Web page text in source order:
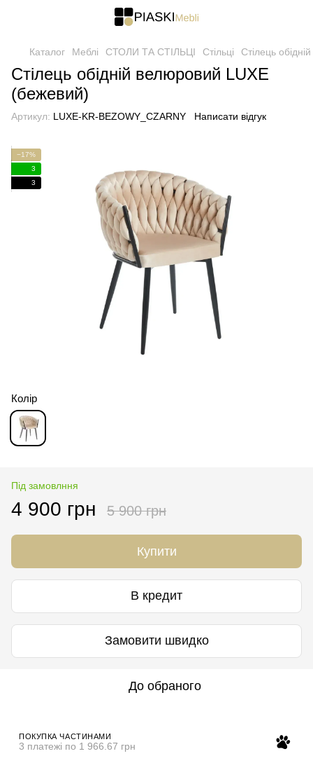
Каталог Меблі СТОЛИ ТА СТІЛЬЦІ Стільці Стілець
Стілець обідній велюровий LUXE
(бежевий)
Артикул: LUXE-KR-BEZOWY_CZARNY Написати відгук
−17%
3
3
Колір
Під замовлння
4 900 грн 5 900 грн
Купити
В кредит
Замовити швидко
До обраного
ПОКУПКА ЧАСТИНАМИ
3 платежі по 1 966.67 грн